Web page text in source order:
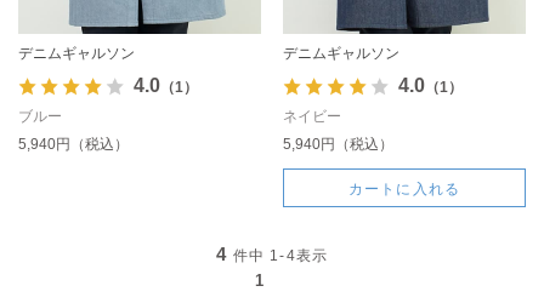
デニムギャルソン
4.0（1）
ブルー
5,940円（税込）
デニムギャルソン
4.0（1）
ネイビー
5,940円（税込）
カートに入れる
4 件中 1-4表示
1